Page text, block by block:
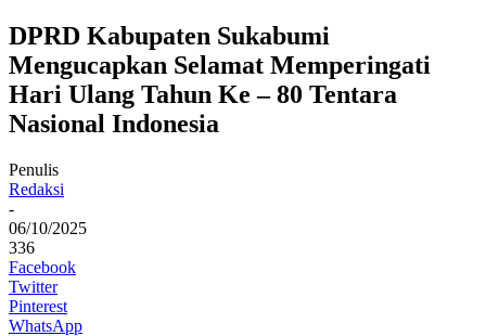
DPRD Kabupaten Sukabumi
Mengucapkan Selamat Memperingati
Hari Ulang Tahun Ke – 80 Tentara
Nasional Indonesia
Penulis
Redaksi
-
06/10/2025
336
Facebook
Twitter
Pinterest
WhatsApp